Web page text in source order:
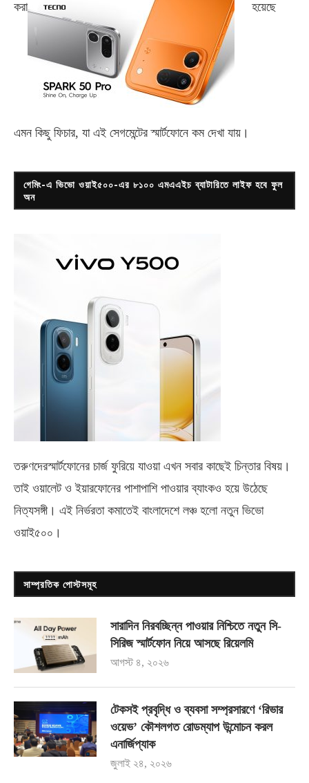
করা হয়েছে
এমন কিছু ফিচার, যা এই সেগমেন্টের স্মার্টফোনে কম দেখা যায়।
গেমিং-এ ভিভো ওয়াই৫০০-এর ৮১০০ এমএএইচ ব্যাটারিতে লাইফ হবে ফুল
অন
তরুণদেরস্মার্টফোনের চার্জ ফুরিয়ে যাওয়া এখন সবার কাছেই চিন্তার বিষয়।
তাই ওয়ালেট ও ইয়ারফোনের পাশাপাশি পাওয়ার ব্যাংকও হয়ে উঠেছে
নিত্যসঙ্গী। এই নির্ভরতা কমাতেই বাংলাদেশে লঞ্চ হলো নতুন ভিভো
ওয়াই৫০০ ।
সাম্প্রতিক পোস্টসমূহ
সারাদিন নিরবচ্ছিন্ন পাওয়ার নিশ্চিতে নতুন সি-
সিরিজ স্মার্টফোন নিয়ে আসছে রিয়েলমি
আগস্ট ৪, ২০২৬
টেকসই প্রবৃদ্ধি ও ব্যবসা সম্প্রসারণে ‘রিভার
ওয়েভ’ কৌশলগত রোডম্যাপ উন্মোচন করল
এনার্জিপ্যাক
জুলাই ২৪, ২০২৬